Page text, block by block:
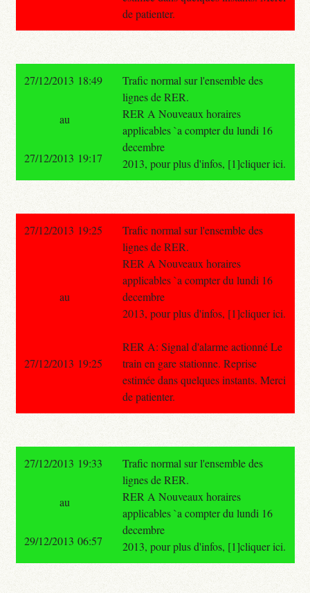
de patienter.
27/12/2013 18:49
Trafic normal sur l'ensemble des
lignes de RER.
RER A Nouveaux horaires
applicables `a compter du lundi 16
decembre
2013, pour plus d'infos, [1]cliquer ici.
au
27/12/2013 19:17
27/12/2013 19:25
Trafic normal sur l'ensemble des
lignes de RER.
RER A Nouveaux horaires
applicables `a compter du lundi 16
decembre
2013, pour plus d'infos, [1]cliquer ici.
RER A: Signal d'alarme actionné Le
train en gare stationne. Reprise
estimée dans quelques instants. Merci
de patienter.
au
27/12/2013 19:25
27/12/2013 19:33
Trafic normal sur l'ensemble des
lignes de RER.
RER A Nouveaux horaires
applicables `a compter du lundi 16
decembre
2013, pour plus d'infos, [1]cliquer ici.
au
29/12/2013 06:57